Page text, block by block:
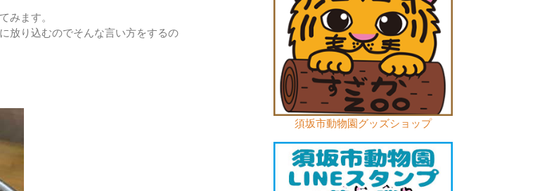
みます。
放り込むのでそんな言い方をするの
須坂市動物園グッズショップ